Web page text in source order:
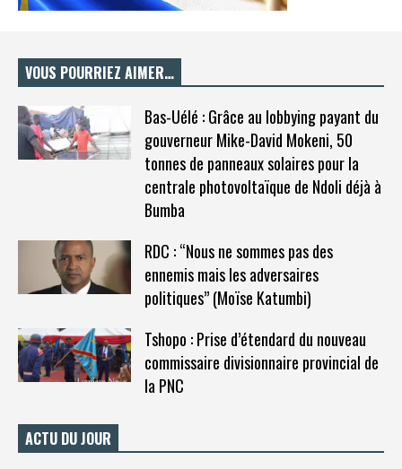
VOUS POURRIEZ AIMER…
Bas-Uélé : Grâce au lobbying payant du
gouverneur Mike-David Mokeni, 50
tonnes de panneaux solaires pour la
centrale photovoltaïque de Ndoli déjà à
Bumba
RDC : “Nous ne sommes pas des
ennemis mais les adversaires
politiques” (Moïse Katumbi)
Tshopo : Prise d’étendard du nouveau
commissaire divisionnaire provincial de
la PNC
ACTU DU JOUR